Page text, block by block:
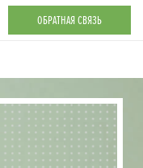
ОБРАТНАЯ СВЯЗЬ